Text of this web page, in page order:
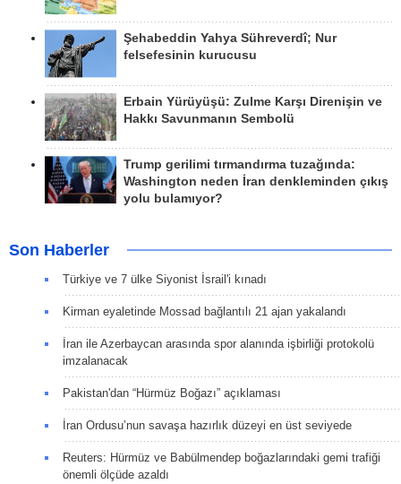
Şehabeddin Yahya Sühreverdî; Nur
felsefesinin kurucusu
Erbain Yürüyüşü: Zulme Karşı Direnişin ve
Hakkı Savunmanın Sembolü
Trump gerilimi tırmandırma tuzağında:
Washington neden İran denkleminden çıkış
yolu bulamıyor?
Son Haberler
Türkiye ve 7 ülke Siyonist İsrail'i kınadı
Kirman eyaletinde Mossad bağlantılı 21 ajan yakalandı
İran ile Azerbaycan arasında spor alanında işbirliği protokolü
imzalanacak
Pakistan'dan “Hürmüz Boğazı” açıklaması
İran Ordusu’nun savaşa hazırlık düzeyi en üst seviyede
Reuters: Hürmüz ve Babülmendep boğazlarındaki gemi trafiği
önemli ölçüde azaldı